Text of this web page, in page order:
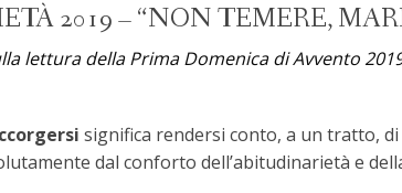
2019 – “NON TEMERE,
lettura della Prima Domenica di Avvento
significa rendersi conto, a un tratto,
dal conforto dell’abitudinarietà e